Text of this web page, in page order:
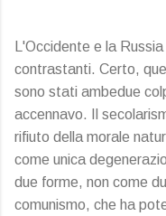
L'Occidente e la
contrastanti. Certo,
sono stati ambedue
accennavo. Il
rifiuto della morale
come unica
due forme, non come
comunismo, che ha